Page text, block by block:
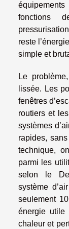
fonctions
reste
simple et
Le
lissée. Les
fenêtres
routiers et
systèmes
rapides,
technique,
parmi les
selon le
système
seulement
énergie utile
chaleur et